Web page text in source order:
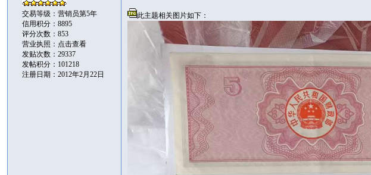
交易等级：营销员第5年
信用积分：8895
评分次数：853
营业执照： 点击查看
发贴次数：29337
发帖积分：101218
注册日期：2012年2月22日
此主题相关图片如下：